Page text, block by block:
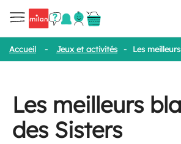
Accueil - Jeux et activités - Les
Les meilleurs
des Sisters